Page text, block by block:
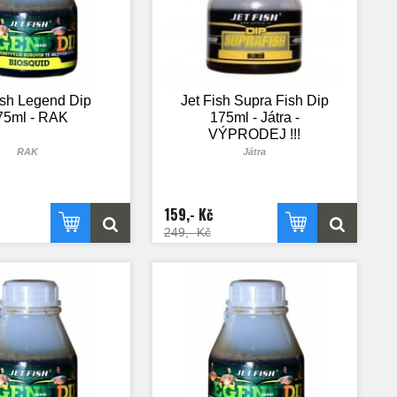
Legend Dip
- RAK
RAK
Jet Fish Supra Fish Dip
175ml - Játra -
VÝPRODEJ !!!
Játra
159,- Kč
249,- Kč